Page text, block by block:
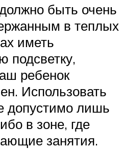
быть очень
в теплых
иметь
подсветку,
ребенок
Использовать
допустимо лишь
в зоне, где
занятия.